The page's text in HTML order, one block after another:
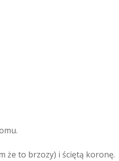
że to brzozy) i ściętą koronę.